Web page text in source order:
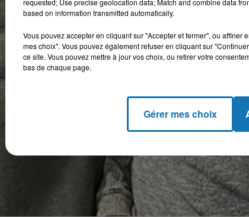
requested; Use precise geolocation data; Match and combine data
based on information transmitted automatically.
Vous pouvez accepter en cliquant sur "Accepter et fermer", ou
mes choix". Vous pouvez également refuser en cliquant sur
ce site. Vous pouvez mettre à jour vos choix, ou retirer votre
bas de chaque page.
Gérer mes choix